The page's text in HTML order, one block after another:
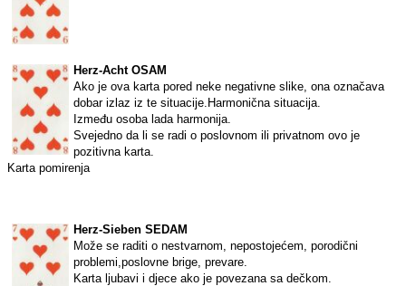
Herz-Acht OSAM
Ako je ova karta pored neke negativne slike, ona označava
dobar izlaz iz te situacije.Harmonična situacija.
Između osoba lada harmonija.
Svejedno da li se radi o poslovnom ili privatnom ovo je
pozitivna karta.
Karta pomirenja
Herz-Sieben SEDAM
Može se raditi o nestvarnom, nepostojećem, porodični
problemi,poslovne brige, prevare.
Karta ljubavi i djece ako je povezana sa dečkom.